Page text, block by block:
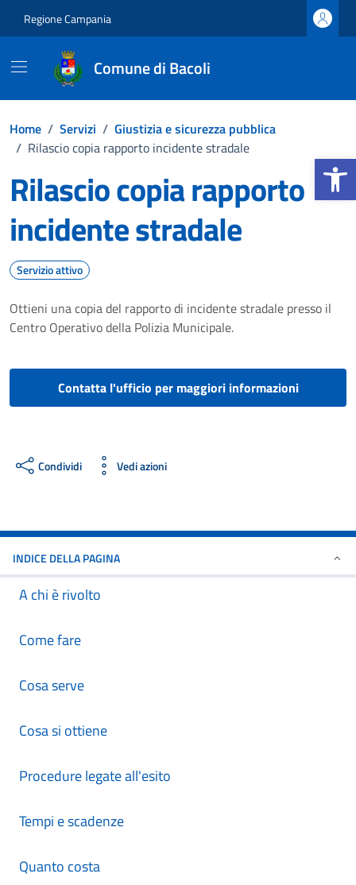
Apri la
Regione Campania
Comune di Bacoli
Home / Servizi / Giustizia e sicurezza pubblica
/ Rilascio copia rapporto incidente stradale
Rilascio copia rapporto
incidente stradale
Servizio attivo
Ottieni una copia del rapporto di incidente stradale presso il
Centro Operativo della Polizia Municipale.
Contatta l'ufficio per maggiori informazioni
Condividi Vedi azioni
INDICE DELLA PAGINA
A chi è rivolto
Come fare
Cosa serve
Cosa si ottiene
Procedure legate all'esito
Tempi e scadenze
Quanto costa